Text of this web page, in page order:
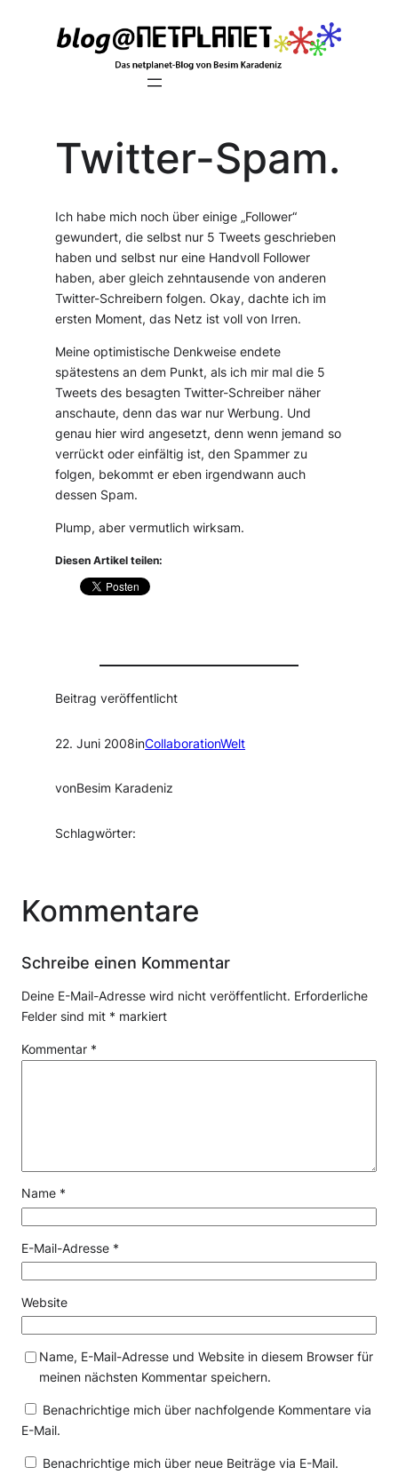
Twitter-Spam.
Ich habe mich noch über einige „Follower“
gewundert, die selbst nur 5 Tweets geschrieben
haben und selbst nur eine Handvoll Follower
haben, aber gleich zehntausende von anderen
Twitter-Schreibern folgen. Okay, dachte ich im
ersten Moment, das Netz ist voll von Irren.
Meine optimistische Denkweise endete
spätestens an dem Punkt, als ich mir mal die 5
Tweets des besagten Twitter-Schreiber näher
anschaute, denn das war nur Werbung. Und
genau hier wird angesetzt, denn wenn jemand so
verrückt oder einfältig ist, den Spammer zu
folgen, bekommt er eben irgendwann auch
dessen Spam.
Plump, aber vermutlich wirksam.
Diesen Artikel teilen:
Beitrag veröffentlicht
22. Juni 2008inCollaborationWelt
vonBesim Karadeniz
Schlagwörter:
Kommentare
Schreibe einen Kommentar
Deine E-Mail-Adresse wird nicht veröffentlicht. Erforderliche
Felder sind mit * markiert
Kommentar *
Name *
E-Mail-Adresse *
Website
Name, E-Mail-Adresse und Website in diesem Browser für
meinen nächsten Kommentar speichern.
Benachrichtige mich über nachfolgende Kommentare via
E-Mail.
Benachrichtige mich über neue Beiträge via E-Mail.